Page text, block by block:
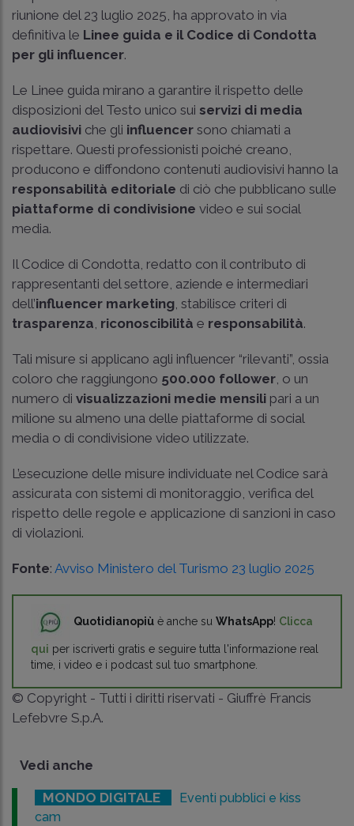
riunione del 23 luglio 2025, ha approvato in via
definitiva le Linee guida e il Codice di Condotta
per gli influencer.
Le Linee guida mirano a garantire il rispetto delle
disposizioni del Testo unico sui servizi di media
audiovisivi che gli influencer sono chiamati a
rispettare. Questi professionisti poiché creano,
producono e diffondono contenuti audiovisivi hanno la
responsabilità editoriale di ciò che pubblicano sulle
piattaforme di condivisione video e sui social
media.
Il Codice di Condotta, redatto con il contributo di
rappresentanti del settore, aziende e intermediari
dell’influencer marketing, stabilisce criteri di
trasparenza, riconoscibilità e responsabilità.
Tali misure si applicano agli influencer “rilevanti”, ossia
coloro che raggiungono 500.000 follower, o un
numero di visualizzazioni medie mensili pari a un
milione su almeno una delle piattaforme di social
media o di condivisione video utilizzate.
L’esecuzione delle misure individuate nel Codice sarà
assicurata con sistemi di monitoraggio, verifica del
rispetto delle regole e applicazione di sanzioni in caso
di violazioni.
Fonte: Avviso Ministero del Turismo 23 luglio 2025
Quotidianopiù è anche su WhatsApp! Clicca
qui per iscriverti gratis e seguire tutta l'informazione real
time, i video e i podcast sul tuo smartphone.
© Copyright - Tutti i diritti riservati - Giuffrè Francis
Lefebvre S.p.A.
Vedi anche
MONDO DIGITALE
Eventi pubblici e kiss
cam